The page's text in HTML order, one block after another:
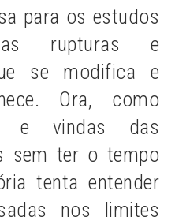
para os estudos
rupturas e
se modifica e
Ora, como
e vindas das
sem ter o tempo
tenta entender
nos limites